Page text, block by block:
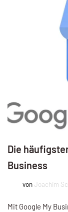
Die
Business
von Joachim
Mit Google My